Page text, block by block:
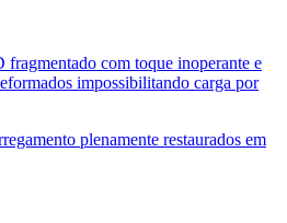
com toque inoperante e
impossibilitando carga por
plenamente restaurados em